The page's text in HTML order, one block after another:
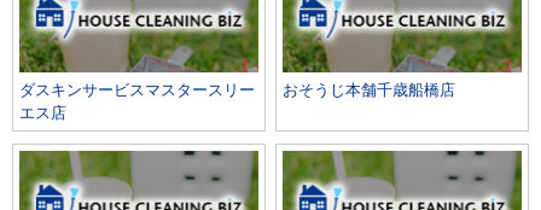
ダスキンサービスマスタースリー
エス店
おそうじ本舗千歳船橋店